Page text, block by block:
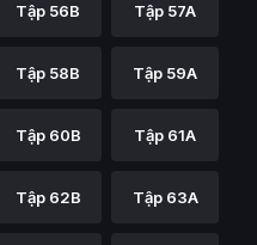
Tập 56B Tập 57A
Tập 58B Tập 59A
Tập 60B Tập 61A
Tập 62B Tập 63A